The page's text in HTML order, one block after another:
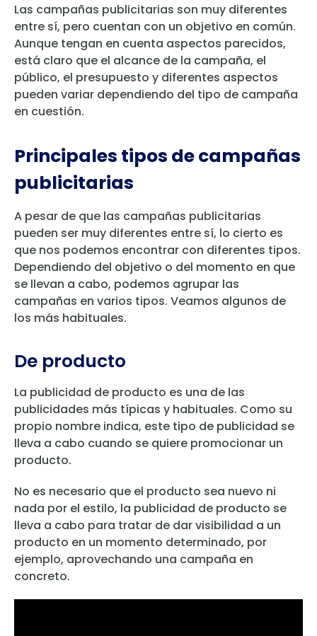
Las campañas publicitarias son muy diferentes
entre sí, pero cuentan con un objetivo en común.
Aunque tengan en cuenta aspectos parecidos,
está claro que el alcance de la campaña, el
público, el presupuesto y diferentes aspectos
pueden variar dependiendo del tipo de campaña
en cuestión.
Principales tipos de campañas
publicitarias
A pesar de que las campañas publicitarias
pueden ser muy diferentes entre sí, lo cierto es
que nos podemos encontrar con diferentes tipos.
Dependiendo del objetivo o del momento en que
se llevan a cabo, podemos agrupar las
campañas en varios tipos. Veamos algunos de
los más habituales.
De producto
La publicidad de producto es una de las
publicidades más típicas y habituales. Como su
propio nombre indica, este tipo de publicidad se
lleva a cabo cuando se quiere promocionar un
producto.
No es necesario que el producto sea nuevo ni
nada por el estilo, la publicidad de producto se
lleva a cabo para tratar de dar visibilidad a un
producto en un momento determinado, por
ejemplo, aprovechando una campaña en
concreto.